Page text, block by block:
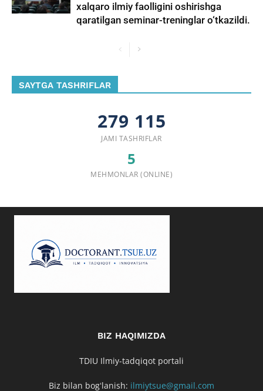
xalqaro ilmiy faolligini oshirishga
qaratilgan seminar-treninglar o‘tkazildi.
SAYTGA TASHRIFLAR
279 115
JAMI TASHRIFLAR
5
MEHMONLAR (ONLINE)
BIZ HAQIMIZDA
TDIU Ilmiy-tadqiqot portali
Biz bilan bogʻlanish: ilmiytsue@gmail.com